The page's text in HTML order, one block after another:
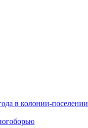
в колонии-поселении